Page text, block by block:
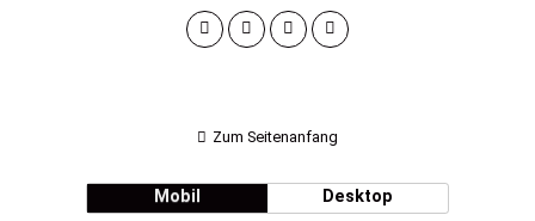
Zum Seitenanfang
Mobil Desktop